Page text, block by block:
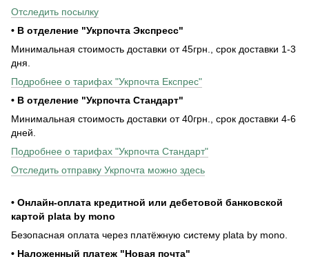
Отследить посылку
• В отделение "Укрпочта Экспресс"
Минимальная стоимость доставки от 45грн., срок доставки 1-3
дня.
Подробнее о тарифах "Укрпочта Експрес"
• В отделение "Укрпочта Стандарт"
Минимальная стоимость доставки от 40грн., срок доставки 4-6
дней.
Подробнее о тарифах "Укрпочта Стандарт"
Отследить отправку Укрпочта можно здесь
• Онлайн-оплата кредитной или дебетовой банковской
картой plata by mono
Безопасная оплата через платёжную систему plata by mono.
• Наложенный платеж "Новая почта"